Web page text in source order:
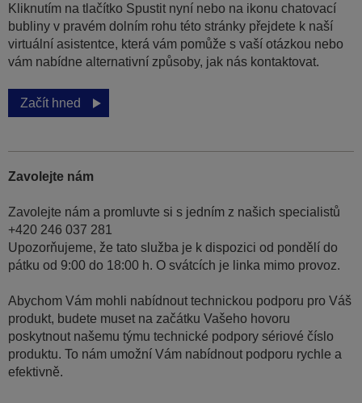
Kliknutím na tlačítko Spustit nyní nebo na ikonu chatovací
bubliny v pravém dolním rohu této stránky přejdete k naší
virtuální asistentce, která vám pomůže s vaší otázkou nebo
vám nabídne alternativní způsoby, jak nás kontaktovat.
Začít hned
Zavolejte nám
Zavolejte nám a promluvte si s jedním z našich specialistů
+420 246 037 281
Upozorňujeme, že tato služba je k dispozici od pondělí do
pátku od 9:00 do 18:00 h. O svátcích je linka mimo provoz.
Abychom Vám mohli nabídnout technickou podporu pro Váš
produkt, budete muset na začátku Vašeho hovoru
poskytnout našemu týmu technické podpory sériové číslo
produktu. To nám umožní Vám nabídnout podporu rychle a
efektivně.